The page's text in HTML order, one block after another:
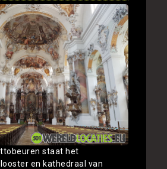
staat het
en kathedraal van